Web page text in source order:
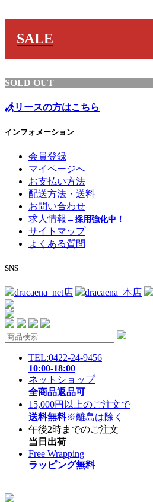
SALE
SOLD OUT
リースの方はこちら
インフォメーション
会員登録
マイページへ
お支払い方法
配送方法・送料
お問い合わせ
求人情報 →採用強化中！
サイトマップ
よくある質問
SNS
dracaena_net店 dracaena_本店
TEL:0422-24-9456
10:00-18:00
ネットショップ
全商品返品可
15,000円以上のご注文で
送料無料※離島は除く
午後2時までのご注文
当日出荷
Free Wrapping
ラッピング無料